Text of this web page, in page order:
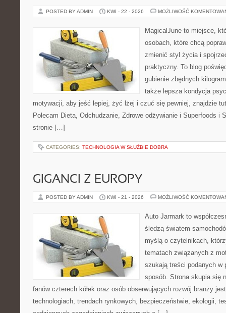
POSTED BY ADMIN KWI - 22 - 2026 MOŻLIWOŚĆ
MagicalJune to miejsce,
osobach, które chcą
zmienić styl życia i
praktyczny. To blog
gubienie zbędnych
także lepsza kondycja
motywacji, aby jeść lepiej, żyć lżej i czuć się pewniej, znajdzie
Polecam Dieta, Odchudzanie, Zdrowe odżywianie i Superfoods i
stronie […]
CATEGORIES: TECHNOLOGIA W SŁUŻBIE DOBRA
GIGANCI Z EUROPY
POSTED BY ADMIN KWI - 21 - 2026 MOŻLIWOŚĆ
Auto Jarmark to
śledzą światem
myślą o czytelnikach,
tematach związanych z
szukają treści podanych w
sposób. Strona skupia się
fanów czterech kółek oraz osób obserwujących rozwój branży
technologiach, trendach rynkowych, bezpieczeństwie, ekologii,